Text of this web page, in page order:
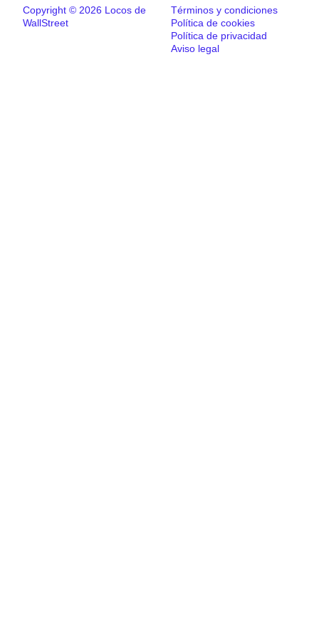
Copyright © 2026 Locos de
WallStreet
Términos y condiciones
Política de cookies
Política de privacidad
Aviso legal